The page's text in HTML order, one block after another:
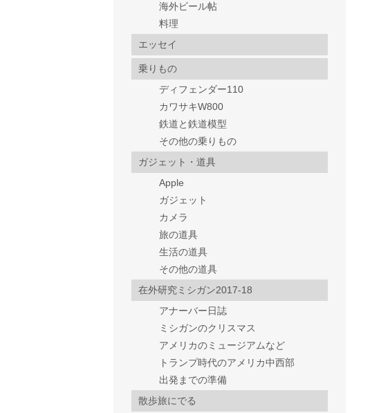
海外ビール帖
料理
エッセイ
乗りもの
ディフェンダー110
カワサキW800
鉄道と鉄道模型
その他の乗りもの
ガジェット・道具
Apple
ガジェット
カメラ
旅の道具
生活の道具
その他の道具
在外研究ミシガン2017-18
アナーバー日誌
ミシガンのクリスマス
アメリカのミュージアムなど
トランプ時代のアメリカ中西部
出発までの準備
散歩旅にでる